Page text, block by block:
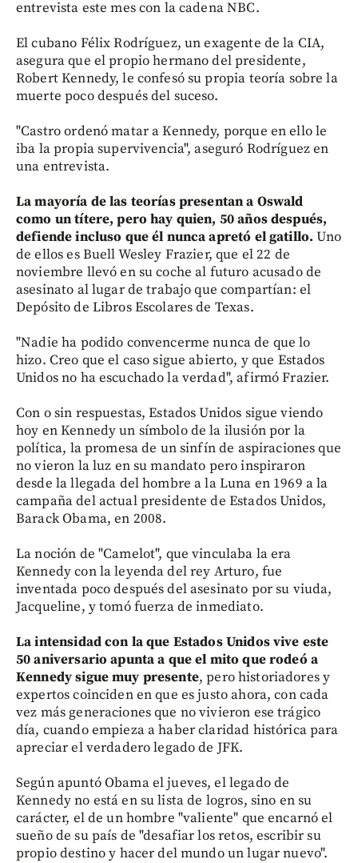
entrevista este mes con la cadena NBC.
El cubano Félix Rodríguez, un exagente de la CIA,
asegura que el propio hermano del presidente,
Robert Kennedy, le confesó su propia teoría sobre la
muerte poco después del suceso.
"Castro ordenó matar a Kennedy, porque en ello le
iba la propia supervivencia", aseguró Rodríguez en
una entrevista.
La mayoría de las teorías presentan a Oswald
como un títere, pero hay quien, 50 años después,
defiende incluso que él nunca apretó el gatillo. Uno
de ellos es Buell Wesley Frazier, que el 22 de
noviembre llevó en su coche al futuro acusado de
asesinato al lugar de trabajo que compartían: el
Depósito de Libros Escolares de Texas.
"Nadie ha podido convencerme nunca de que lo
hizo. Creo que el caso sigue abierto, y que Estados
Unidos no ha escuchado la verdad", afirmó Frazier.
Con o sin respuestas, Estados Unidos sigue viendo
hoy en Kennedy un símbolo de la ilusión por la
política, la promesa de un sinfín de aspiraciones que
no vieron la luz en su mandato pero inspiraron
desde la llegada del hombre a la Luna en 1969 a la
campaña del actual presidente de Estados Unidos,
Barack Obama, en 2008.
La noción de "Camelot", que vinculaba la era
Kennedy con la leyenda del rey Arturo, fue
inventada poco después del asesinato por su viuda,
Jacqueline, y tomó fuerza de inmediato.
La intensidad con la que Estados Unidos vive este
50 aniversario apunta a que el mito que rodeó a
Kennedy sigue muy presente, pero historiadores y
expertos coinciden en que es justo ahora, con cada
vez más generaciones que no vivieron ese trágico
día, cuando empieza a haber claridad histórica para
apreciar el verdadero legado de JFK.
Según apuntó Obama el jueves, el legado de
Kennedy no está en su lista de logros, sino en su
carácter, el de un hombre "valiente" que encarnó el
sueño de su país de "desafiar los retos, escribir su
propio destino y hacer del mundo un lugar nuevo".